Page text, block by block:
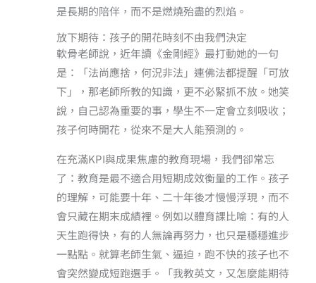
是長期的陪伴，而不是燃燒殆盡的烈焰。
放下期待：孩子的開花時刻不由我們決定
軟骨老師說，近年讀《金剛經》最打動她的一句
是：「法尚應捨，何況非法」連佛法都提醒「可放
下」，那老師所教的知識，更不必緊抓不放。她笑
說，自己認為重要的事，學生不一定會立刻吸收；
孩子何時開花，從來不是大人能預測的。
在充滿KPI與成果焦慮的教育現場，我們卻常忘
了：教育是最不適合用短期成效衡量的工作。孩子
的理解，可能要十年、二十年後才慢慢浮現，而不
會只藏在期末成績裡。例如以體育課比喻：有的人
天生跑得快，有的人無論再努力，也只是穩穩進步
一點點。就算老師生氣、逼迫，跑不快的孩子也不
會突然變成短跑選手。「我教英文，又怎麼能期待